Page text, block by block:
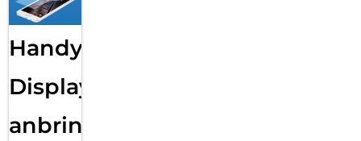
Handy
Displayfolie
anbringen